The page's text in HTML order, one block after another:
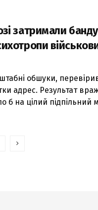
затримали
обшуки,
адрес. Результат
б на цілий підпільний